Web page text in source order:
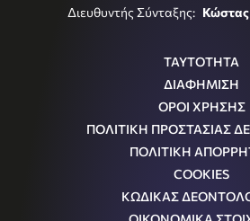
Διευθυντής Σύνταξης:
ΤΑΥΤΟΤΗΤΑ
ΔΙΑΦΗΜΙΣΗ
ΟΡΟΙ ΧΡΗΣΗΣ
ΠΟΛΙΤΙΚΗ ΠΡΟΣΤΑΣΙΑΣ
ΠΟΛΙΤΙΚΗ
COOKIES
ΚΩΔΙΚΑΣ